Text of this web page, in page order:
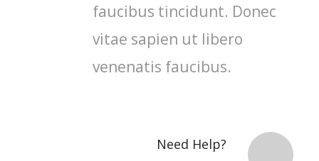
faucibus tincidunt. Donec
vitae sapien ut libero
venenatis faucibus.
Need Help?